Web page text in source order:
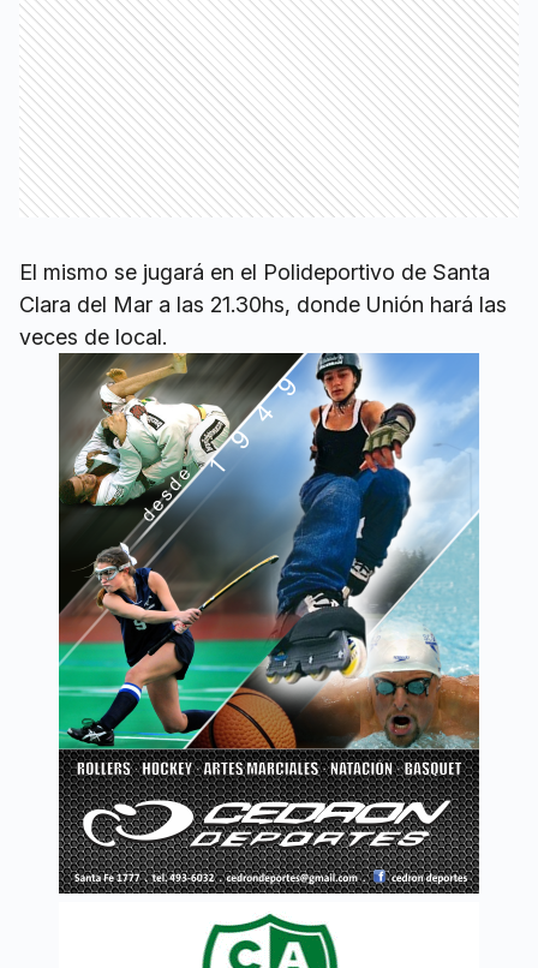
El mismo se jugará en el Polideportivo de Santa
Clara del Mar a las 21.30hs, donde Unión hará las
veces de local.